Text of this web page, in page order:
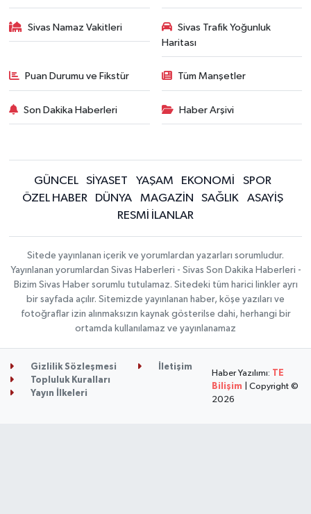
Sivas Namaz Vakitleri
Sivas Trafik Yoğunluk
Haritası
Puan Durumu ve Fikstür Tüm Manşetler
Son Dakika Haberleri Haber Arşivi
GÜNCEL SİYASET YAŞAM EKONOMİ
SPOR
ÖZEL HABER
DÜNYA MAGAZİN SAĞLIK
ASAYİŞ
RESMİ İLANLAR
Sitede yayınlanan içerik ve yorumlardan yazarları sorumludur.
Yayınlanan yorumlardan Sivas Haberleri - Sivas Son Dakika Haberleri -
Bizim Sivas Haber sorumlu tutulamaz. Sitedeki tüm harici linkler ayrı
bir sayfada açılır. Sitemizde yayınlanan haber, köşe yazıları ve
fotoğraflar izin alınmaksızın kaynak gösterilse dahi, herhangi bir
ortamda kullanılamaz ve yayınlanamaz
Gizlilik Sözleşmesi
İletişim
Topluluk Kuralları
Yayın İlkeleri
Haber Yazılımı: TE
Bilişim | Copyright ©
2026